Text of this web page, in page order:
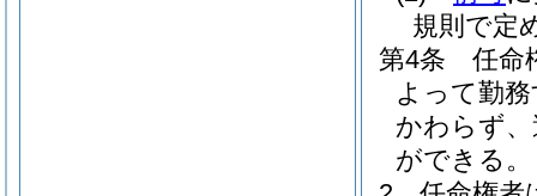
規則で定
第4条
任命
よって勤
かわらず
ができる。